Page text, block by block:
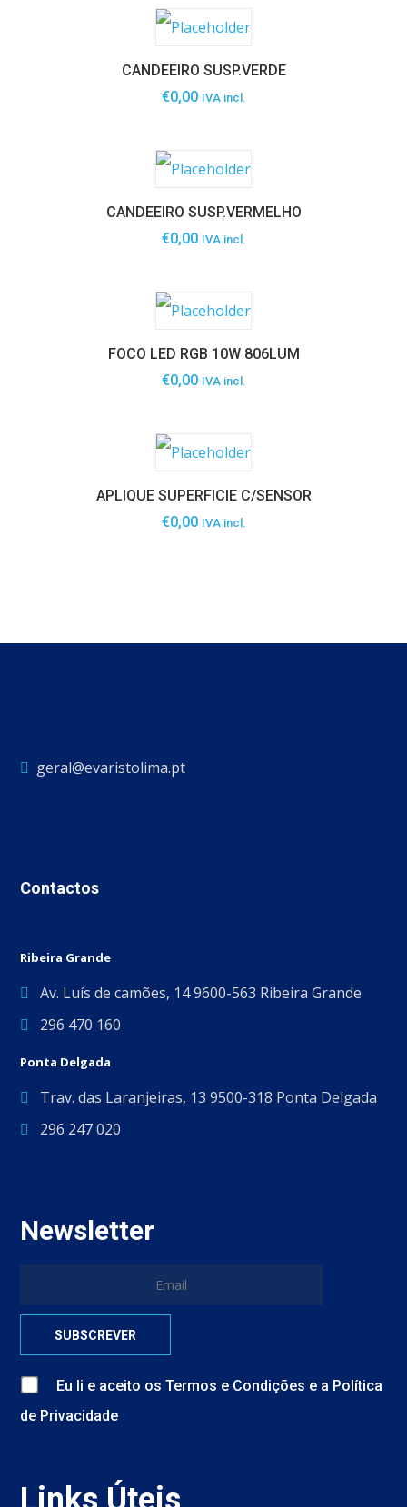
CANDEEIRO SUSP.VERDE
€0,00 IVA incl.
CANDEEIRO SUSP.VERMELHO
€0,00 IVA incl.
FOCO LED RGB 10W 806LUM
€0,00 IVA incl.
APLIQUE SUPERFICIE C/SENSOR
€0,00 IVA incl.
geral@evaristolima.pt
Contactos
Ribeira Grande
Av. Luís de camões, 14 9600-563 Ribeira Grande
296 470 160
Ponta Delgada
Trav. das Laranjeiras, 13 9500-318 Ponta Delgada
296 247 020
Newsletter
Eu li e aceito osTermos e Condições e a Política
de Privacidade